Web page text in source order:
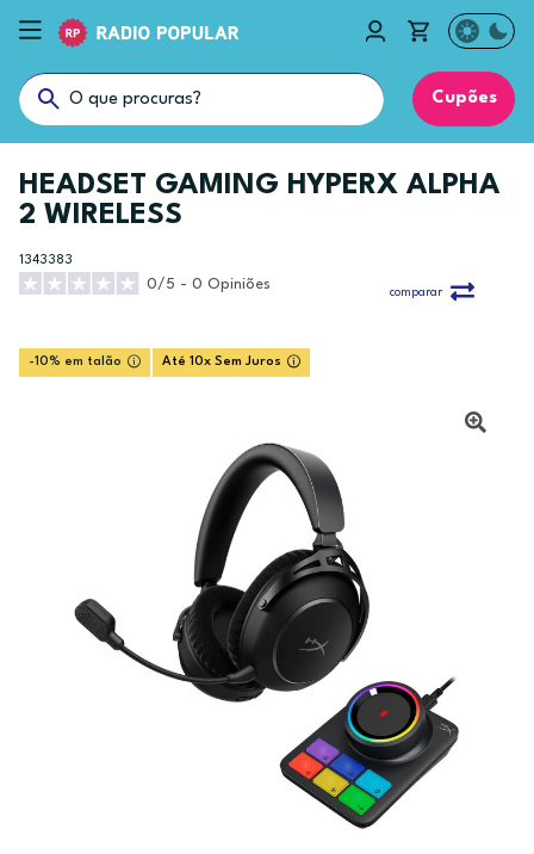
Cupões
HEADSET GAMING HYPERX ALPHA
2 WIRELESS
1343383
0/5 - 0 Opiniões
comparar
-10% em talão Até 10x Sem Juros